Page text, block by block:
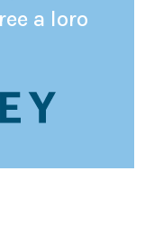
a loro